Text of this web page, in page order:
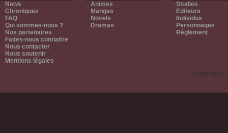
News
Chroniques
FAQ
Qui sommes-nous ?
Nos partenaires
Faites-nous connaitre
Nous contacter
Nous soutenir
Mentions légales
Animes
Mangas
Novels
Dramas
Studios
Editeurs
Individus
Personnages
Règlement
Copyright ©